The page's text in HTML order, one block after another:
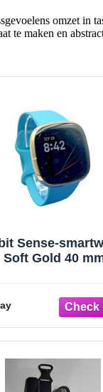
omzet in
te maken en
Sense-
Soft Gold 40